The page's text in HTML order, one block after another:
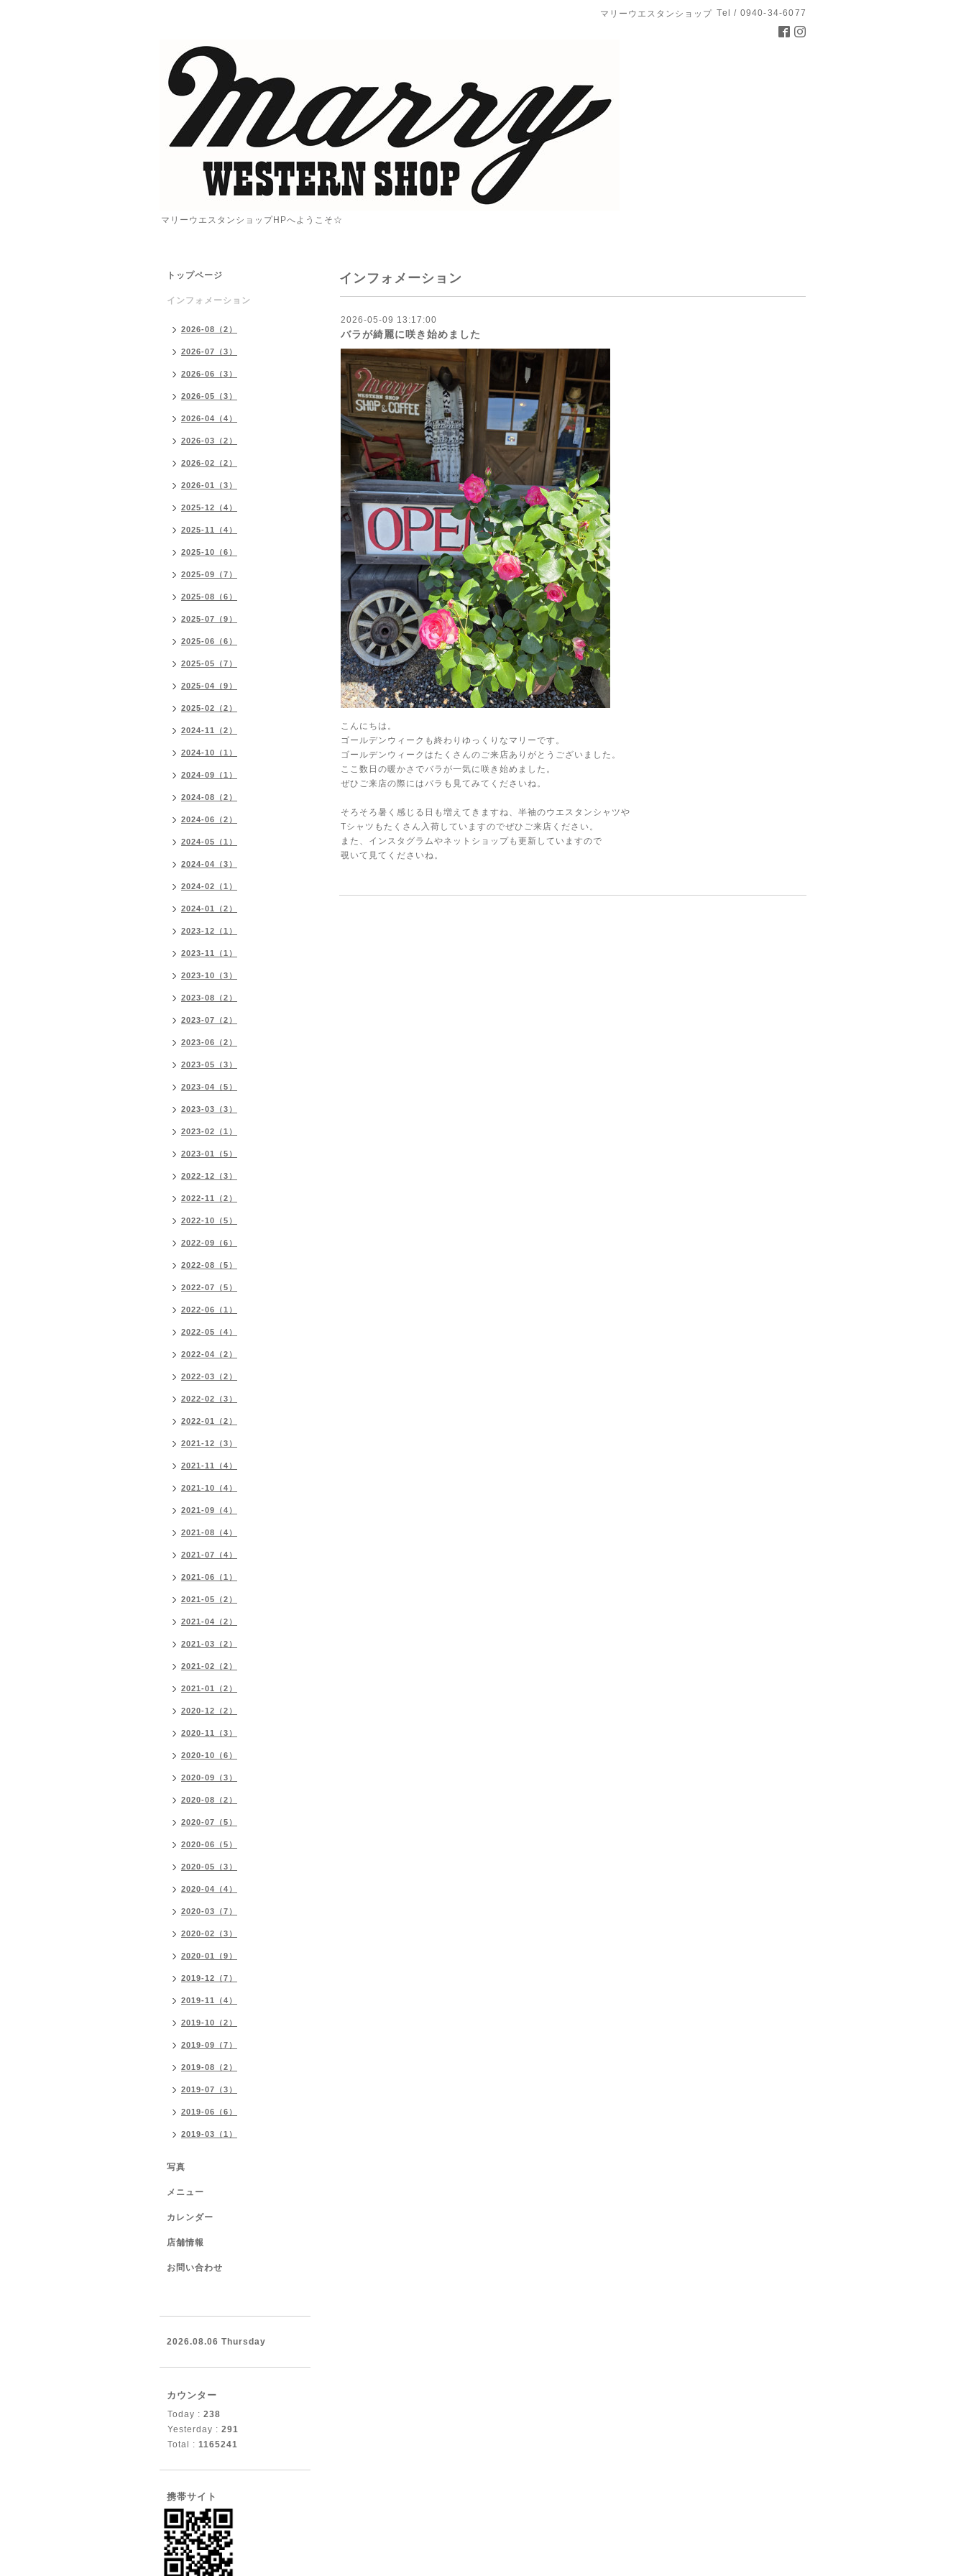
マリーウエスタンショップ Tel / 0940-34-6077
マリーウエスタンショップHPへようこそ☆
インフォメーション
2026-05-09 13:17:00
バラが綺麗に咲き始めました
こんにちは。
ゴールデンウィークも終わりゆっくりなマリーです。
ゴールデンウィークはたくさんのご来店ありがとうございました。
ここ数日の暖かさでバラが一気に咲き始めました。
ぜひご来店の際にはバラも見てみてくださいね。
そろそろ暑く感じる日も増えてきますね、半袖のウエスタンシャツや
Tシャツもたくさん入荷していますのでぜひご来店ください。
また、インスタグラムやネットショップも更新していますので
覗いて見てくださいね。
トップページ
インフォメーション
2026-08（2）
2026-07（3）
2026-06（3）
2026-05（3）
2026-04（4）
2026-03（2）
2026-02（2）
2026-01（3）
2025-12（4）
2025-11（4）
2025-10（6）
2025-09（7）
2025-08（6）
2025-07（9）
2025-06（6）
2025-05（7）
2025-04（9）
2025-02（2）
2024-11（2）
2024-10（1）
2024-09（1）
2024-08（2）
2024-06（2）
2024-05（1）
2024-04（3）
2024-02（1）
2024-01（2）
2023-12（1）
2023-11（1）
2023-10（3）
2023-08（2）
2023-07（2）
2023-06（2）
2023-05（3）
2023-04（5）
2023-03（3）
2023-02（1）
2023-01（5）
2022-12（3）
2022-11（2）
2022-10（5）
2022-09（6）
2022-08（5）
2022-07（5）
2022-06（1）
2022-05（4）
2022-04（2）
2022-03（2）
2022-02（3）
2022-01（2）
2021-12（3）
2021-11（4）
2021-10（4）
2021-09（4）
2021-08（4）
2021-07（4）
2021-06（1）
2021-05（2）
2021-04（2）
2021-03（2）
2021-02（2）
2021-01（2）
2020-12（2）
2020-11（3）
2020-10（6）
2020-09（3）
2020-08（2）
2020-07（5）
2020-06（5）
2020-05（3）
2020-04（4）
2020-03（7）
2020-02（3）
2020-01（9）
2019-12（7）
2019-11（4）
2019-10（2）
2019-09（7）
2019-08（2）
2019-07（3）
2019-06（6）
2019-03（1）
写真
メニュー
カレンダー
店舗情報
お問い合わせ
2026.08.06 Thursday
カウンター
Today : 238
Yesterday : 291
Total : 1165241
携帯サイト